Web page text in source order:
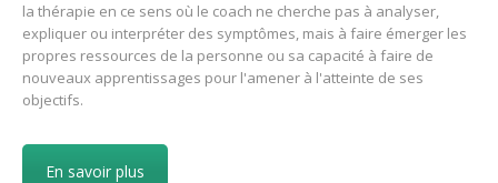
la thérapie en ce sens où le coach ne cherche pas à analyser,
expliquer ou interpréter des symptômes, mais à faire émerger les
propres ressources de la personne ou sa capacité à faire de
nouveaux apprentissages pour l'amener à l'atteinte de ses
objectifs.
En savoir plus